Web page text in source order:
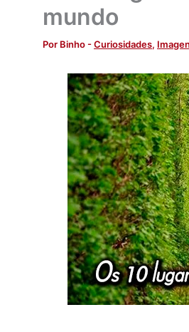
mundo
Por Binho-Curiosidades,